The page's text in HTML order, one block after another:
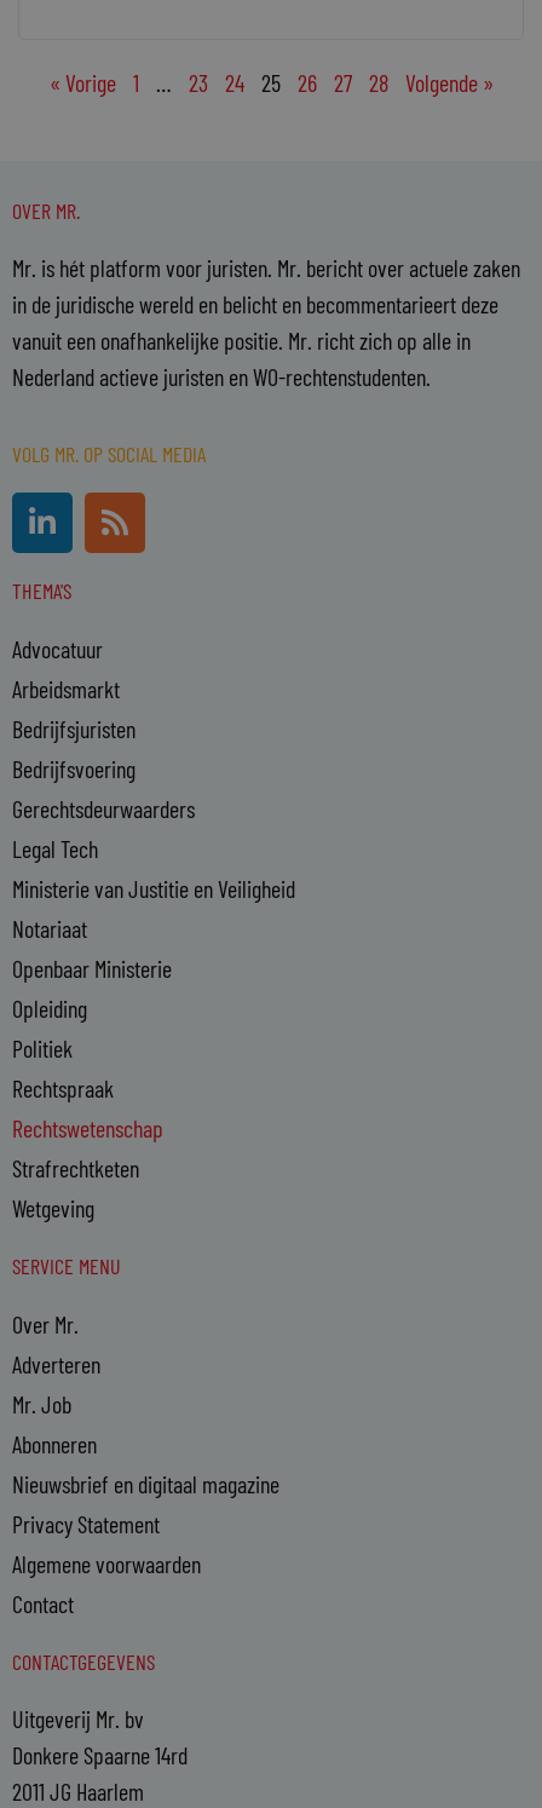
« Vorige 1 … 23 24 25 26 27 28 Volgende »
OVER MR.
Mr. is hét platform voor juristen. Mr. bericht over actuele zaken
in de juridische wereld en belicht en becommentarieert deze
vanuit een onafhankelijke positie. Mr. richt zich op alle in
Nederland actieve juristen en WO-rechtenstudenten.
VOLG MR. OP SOCIAL MEDIA
L
i
n
k
d
i
n
-
i
n
R
s
s
THEMA'S
Advocatuur
Arbeidsmarkt
Bedrijfsjuristen
Bedrijfsvoering
Gerechtsdeurwaarders
Legal Tech
Ministerie van Justitie en Veiligheid
Notariaat
Openbaar Ministerie
Opleiding
Politiek
Rechtspraak
Rechtswetenschap
Strafrechtketen
Wetgeving
SERVICE MENU
Over Mr.
Adverteren
Mr. Job
Abonneren
Nieuwsbrief en digitaal magazine
Privacy Statement
Algemene voorwaarden
Contact
CONTACTGEGEVENS
Uitgeverij Mr. bv
Donkere Spaarne 14rd
2011 JG Haarlem